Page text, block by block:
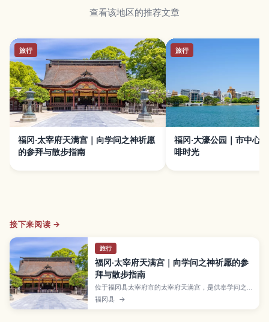
查看该地区的推荐文章
旅行
福冈·太宰府天满宫｜向学问之神祈愿
的参拜与散步指南
旅行
福冈·大濠公园｜市中心
啡时光
接下来阅读 →
旅行
福冈·太宰府天满宫｜向学问之神祈愿的参
拜与散步指南
位于福冈县太宰府市的太宰府天满宫，是供奉学问之
神菅原道真的代表性天满宫，每逢考试季更是人潮不
断。本文介绍在本殿参拜与祈愿的方法、常见御守与
福冈县 →